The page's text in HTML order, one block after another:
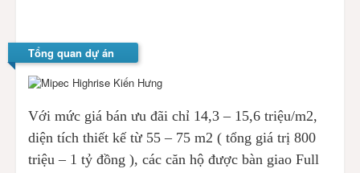
Tổng quan dự án
Với mức giá bán ưu đãi chỉ 14,3 – 15,6 triệu/m2,
diện tích thiết kế từ 55 – 75 m2 ( tổng giá trị 800
triệu – 1 tỷ đồng ), các căn hộ được bàn giao Full